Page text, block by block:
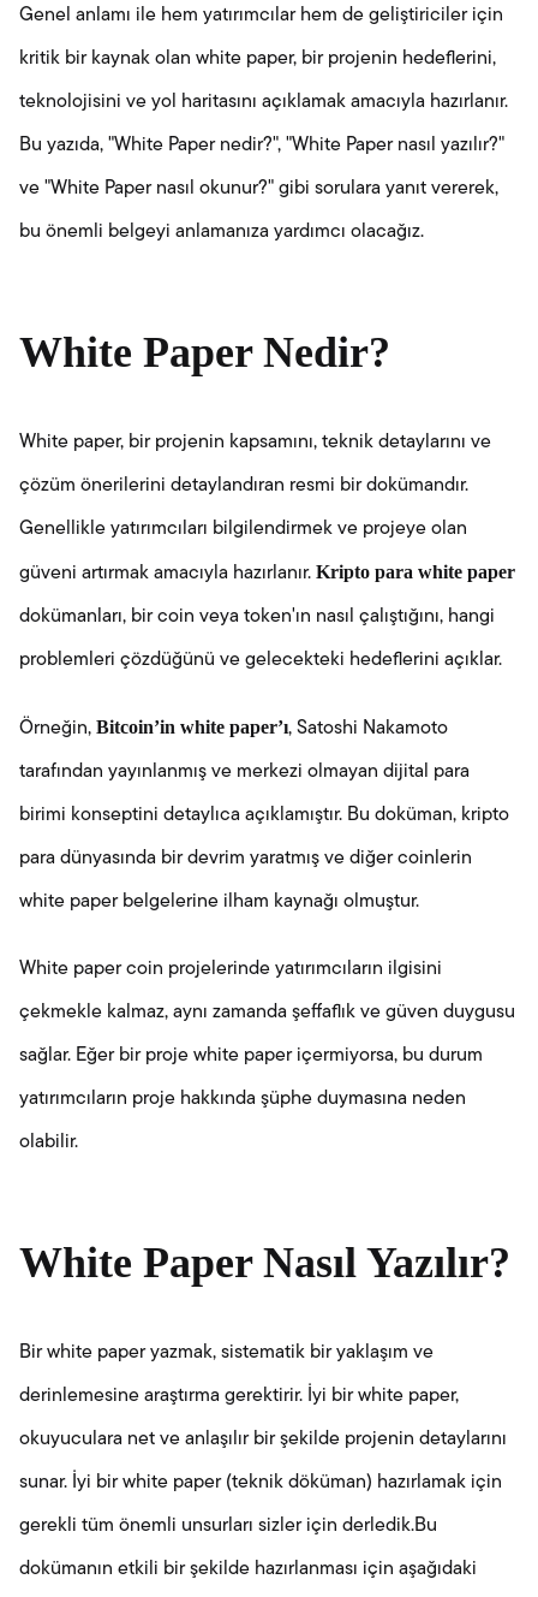
Genel anlamı ile hem yatırımcılar hem de geliştiriciler için
kritik bir kaynak olan white paper, bir projenin hedeflerini,
teknolojisini ve yol haritasını açıklamak amacıyla hazırlanır.
Bu yazıda, "White Paper nedir?", "White Paper nasıl yazılır?"
ve "White Paper nasıl okunur?" gibi sorulara yanıt vererek,
bu önemli belgeyi anlamanıza yardımcı olacağız.
White Paper Nedir?
White paper, bir projenin kapsamını, teknik detaylarını ve
çözüm önerilerini detaylandıran resmi bir dokümandır.
Genellikle yatırımcıları bilgilendirmek ve projeye olan
güveni artırmak amacıyla hazırlanır. Kripto para white paper
dokümanları, bir coin veya token'ın nasıl çalıştığını, hangi
problemleri çözdüğünü ve gelecekteki hedeflerini açıklar.
Örneğin, Bitcoin’in white paper’ı, Satoshi Nakamoto
tarafından yayınlanmış ve merkezi olmayan dijital para
birimi konseptini detaylıca açıklamıştır. Bu doküman, kripto
para dünyasında bir devrim yaratmış ve diğer coinlerin
white paper belgelerine ilham kaynağı olmuştur.
White paper coin projelerinde yatırımcıların ilgisini
çekmekle kalmaz, aynı zamanda şeffaflık ve güven duygusu
sağlar. Eğer bir proje white paper içermiyorsa, bu durum
yatırımcıların proje hakkında şüphe duymasına neden
olabilir.
White Paper Nasıl Yazılır?
Bir white paper yazmak, sistematik bir yaklaşım ve
derinlemesine araştırma gerektirir. İyi bir white paper,
okuyuculara net ve anlaşılır bir şekilde projenin detaylarını
sunar. İyi bir white paper (teknik döküman) hazırlamak için
gerekli tüm önemli unsurları sizler için derledik.Bu
dokümanın etkili bir şekilde hazırlanması için aşağıdaki